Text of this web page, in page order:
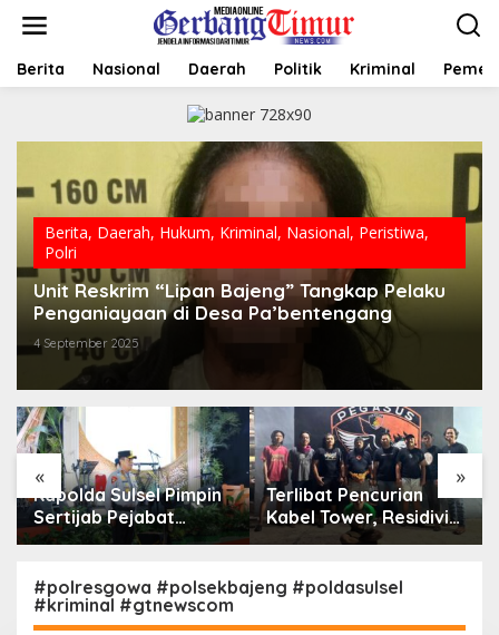
t
Berita Nasional Daerah Politik Kriminal
Berita, Daerah, Hukum, Kriminal, Nasional, Peristiwa,
Polri
Unit Reskrim “Lipan Bajeng” Tangkap Pelaku
Penganiayaan di Desa Pa’bentengang
4 September 2025
« »
Kapolda Sulsel Pimpin
Sertijab Pejabat
Utama dan Kapolres
Karolog dan
Kapolresta Gowa
Terlibat Pencurian
Kabel Tower, Residivis
yang Sempat Kabur
Tim Gabungan di
#polresgowa #polsekbajeng #poldasulsel
#kriminal #gtnewscom